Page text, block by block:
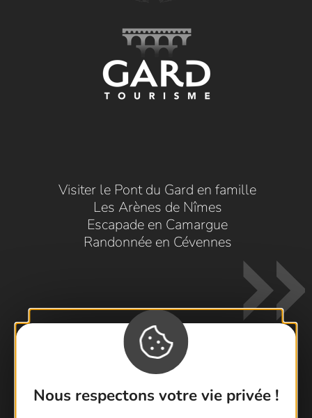
Nous respectons votre vie privée !
Visiter le Pont du Gard en famille
Les Arènes de Nîmes
Escapade en Camargue
Randonnée en Cévennes
Contactez-nous !
Foire aux questions